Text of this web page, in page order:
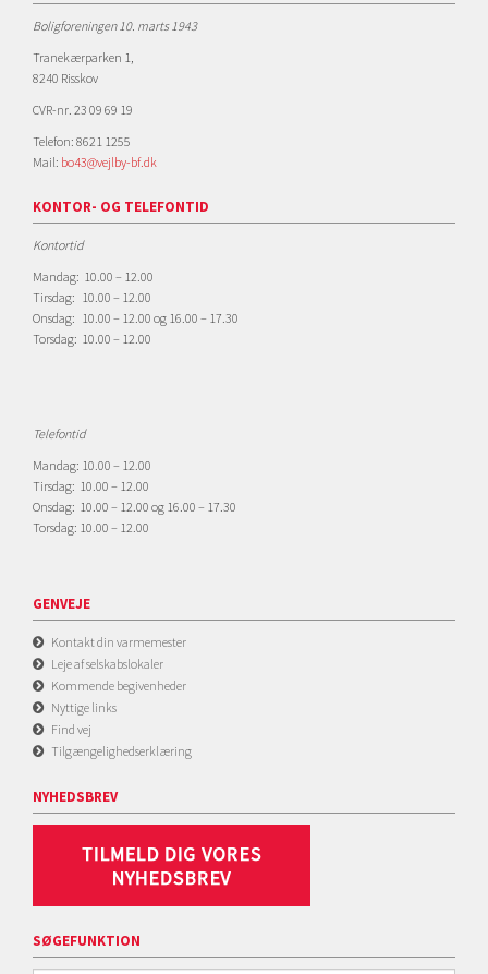
Boligforeningen 10. marts 1943
Tranekærparken 1,
8240 Risskov
CVR-nr. 23 09 69 19
Telefon: 8621 1255
Mail: bo43@vejlby-bf.dk
KONTOR- OG TELEFONTID
Kontortid
Mandag: 10.00 – 12.00
Tirsdag: 10.00 – 12.00
Onsdag: 10.00 – 12.00 og 16.00 – 17.30
Torsdag: 10.00 – 12.00
Telefontid
Mandag: 10.00 – 12.00
Tirsdag: 10.00 – 12.00
Onsdag: 10.00 – 12.00 og 16.00 – 17.30
Torsdag: 10.00 – 12.00
GENVEJE
Kontakt din varmemester
Leje af selskabslokaler
Kommende begivenheder
Nyttige links
Find vej
Tilgængelighedserklæring
NYHEDSBREV
SØGEFUNKTION